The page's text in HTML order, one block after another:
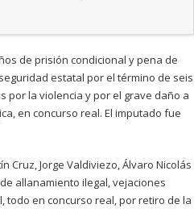
de prisión condicional y pena de
estatal por el término de seis
por la violencia y por el grave daño a
en concurso real. El imputado fue
Cruz, Jorge Valdiviezo, Álvaro Nicolás
allanamiento ilegal, vejaciones
todo en concurso real, por retiro de la